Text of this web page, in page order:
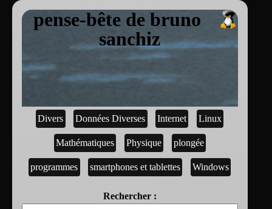
pense-bête de bruno
sanchiz
Divers Données Diverses Internet Linux
Mathématiques Physique plongée
programmes smartphones et tablettes Windows
Rechercher :